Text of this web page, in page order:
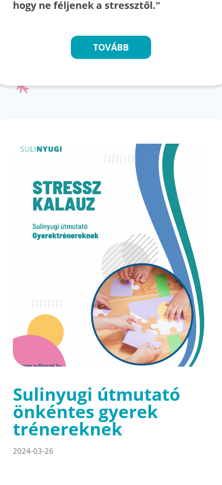
hogy ne féljenek a stressztől."
TOVÁBB
Sulinyugi útmutató
önkéntes gyerek
trénereknek
2024-03-26